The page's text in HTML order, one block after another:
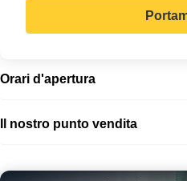
Orari d'apertura
Il nostro punto vendita